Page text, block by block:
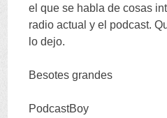
el que se habla de cosas
radio actual y el podcast.
lo dejo.
Besotes grandes
PodcastBoy